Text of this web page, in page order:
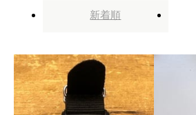
新着順